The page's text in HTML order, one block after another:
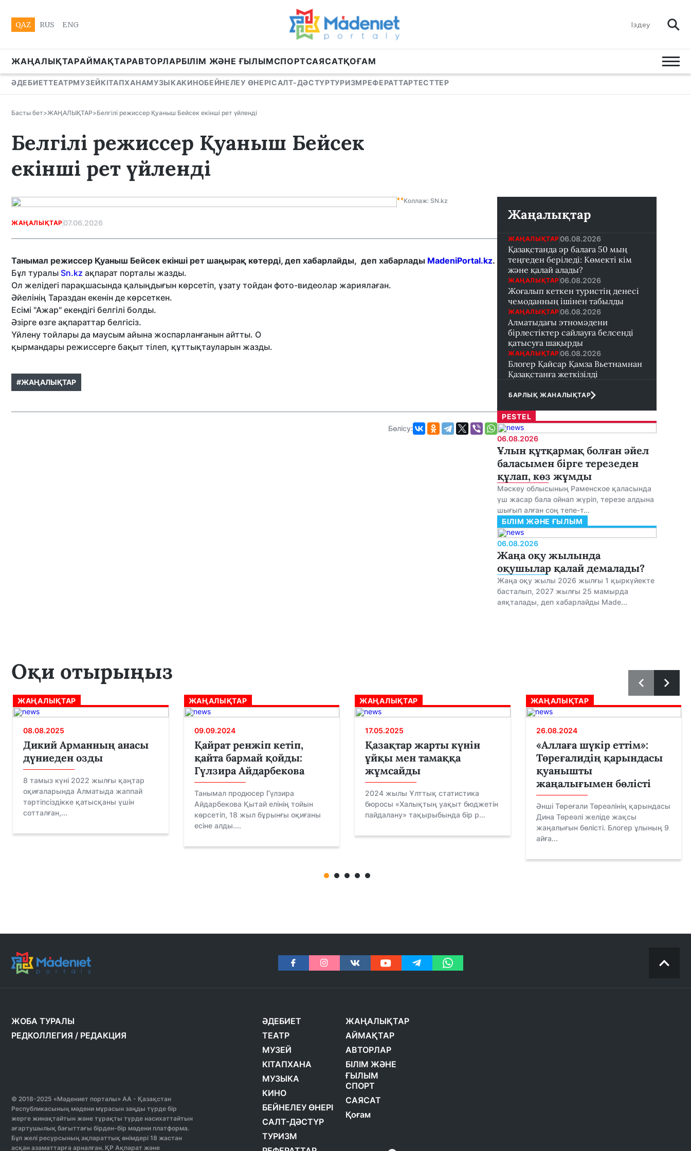
QAZ RUS ENG
ЖАҢАЛЫҚТАРАЙМАҚТАРАВТОРЛАРБІЛІМ ЖӘНЕ ҒЫЛЫМСПОРТСАЯСАТҚОҒАМ
ӘДЕБИЕТТЕАТРМУЗЕЙКІТАПХАНАМУЗЫКАКИНОБЕЙНЕЛЕУ ӨНЕРІСАЛТ-ДӘСТҮРТУРИЗМРЕФЕРАТТАРТЕСТТЕР
Басты бет>ЖАҢАЛЫҚТАР>Белгілі режиссер Қуаныш Бейсек екінші рет үйленді
Белгілі режиссер Қуаныш Бейсек
екінші рет үйленді
Коллаж: SN.kz
ЖАҢАЛЫҚТАР 07.06.2026
Танымал режиссер Қуаныш Бейсек екінші рет шаңырақ көтерді, деп хабарлайды, деп хабарлады MadeniPortal.kz.
Бұл туралы Sn.kz ақпарат порталы жазды.
Ол желідегі парақшасында қалыңдығын көрсетіп, ұзату тойдан фото-видеолар жариялаған.
Әйелінің Тараздан екенін де көрсеткен.
Есімі "Ажар" екендігі белгілі болды.
Әзірге өзге ақпараттар белгісіз.
Үйлену тойлары да маусым айына жоспарланғанын айтты. О
қырмандары режиссерге бақыт тілеп, құттықтауларын жазды.
#ЖАҢАЛЫҚТАР
Бөлісу:
Жаңалықтар
ЖАҢАЛЫҚТАР 06.08.2026
Қазақстанда әр балаға 50 мың
теңгеден беріледі: Көмекті кім
және қалай алады?
ЖАҢАЛЫҚТАР 06.08.2026
Жоғалып кеткен туристің денесі
чемоданның ішінен табылды
ЖАҢАЛЫҚТАР 06.08.2026
Алматыдағы этномәдени
бірлестіктер сайлауға белсенді
қатысуға шақырды
ЖАҢАЛЫҚТАР 06.08.2026
Блогер Қайсар Қамза Вьетнамнан
Қазақстанға жеткізілді
БАРЛЫҚ ЖАНАЛЫҚТАР
PESTEL
06.08.2026
Ұлын құтқармақ болған әйел
баласымен бірге терезеден
құлап, көз жұмды
Мәскеу облысының Раменское қаласында
үш жасар бала ойнап жүріп, терезе алдына
шығып алған соң тепе-т...
БІЛІМ ЖӘНЕ ҒЫЛЫМ
06.08.2026
Жаңа оқу жылында
оқушылар қалай демалады?
Жаңа оқу жылы 2026 жылғы 1 қыркүйекте
басталып, 2027 жылғы 25 мамырда
аяқталады, деп хабарлайды Made...
Оқи отырыңыз
ЖАҢАЛЫҚТАР
08.08.2025
Дикий Арманның анасы
дүниеден озды
8 тамыз күні 2022 жылғы қаңтар
оқиғаларында Алматыда жаппай
тәртіпсіздікке қатысқаны үшін
сотталған,...
ЖАҢАЛЫҚТАР
09.09.2024
Қайрат ренжіп кетіп,
қайта бармай қойды:
Гүлзира Айдарбекова
Танымал продюсер Гүлзира
Айдарбекова Қытай елінің тойын
көрсетіп, 18 жыл бұрынғы оқиғаны
есіне алды....
ЖАҢАЛЫҚТАР
17.05.2025
Қазақтар жарты күнін
ұйқы мен тамаққа
жұмсайды
2024 жылы Ұлттық статистика
бюросы «Халықтың уақыт бюджетін
пайдалану» тақырыбында бір р...
ЖАҢАЛЫҚТАР
26.08.2024
«Аллаға шүкір еттім»:
Төреғалидің қарындасы
қуанышты
жаңалығымен бөлісті
Әнші Төреғали Төреәлінің қарындасы
Дина Төреәлі желіде жақсы
жаңалығын бөлісті. Блогер ұлының 9
айға...
ЖОБА ТУРАЛЫ
РЕДКОЛЛЕГИЯ / РЕДАКЦИЯ
© 2018-2025 «Мәдениет порталы» АА - Қазақстан
Республикасының мәдени мұрасын заңды түрде бір
жерге жинақтайтын және тұрақты түрде насихаттайтын
ағартушылық бағыттағы бірден-бір мәдени платформа.
Бұл желі ресурсының ақпараттық өнімдері 18 жастан
асқан азаматтарға арналған. ҚР Ақпарат және
ӘДЕБИЕТ
ТЕАТР
МУЗЕЙ
КІТАПХАНА
МУЗЫКА
КИНО
БЕЙНЕЛЕУ ӨНЕРІ
САЛТ-ДӘСТҮР
ТУРИЗМ
ЖАҢАЛЫҚТАР
АЙМАҚТАР
АВТОРЛАР
БІЛІМ ЖӘНЕ
ҒЫЛЫМ
СПОРТ
САЯСАТ
Қоғам